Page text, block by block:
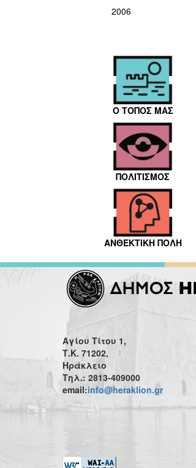
2006
Ο ΤΟΠΟΣ ΜΑΣ
ΠΟΛΙΤΙΣΜΟΣ
ΑΝΘΕΚΤΙΚΗ ΠΟΛΗ
Αγίου Τίτου 1,
Τ.Κ. 71202,
Ηράκλειο
Τηλ.: 2813-409000
email:info@heraklion.gr